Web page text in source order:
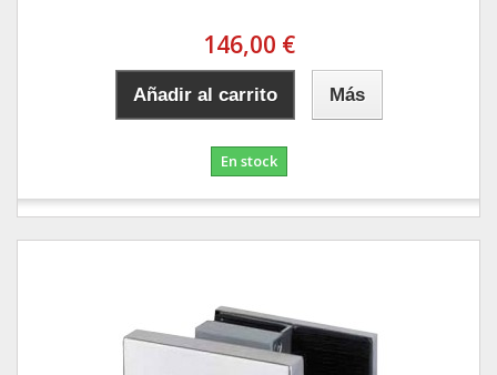
146,00 €
Añadir al carrito Más
En stock